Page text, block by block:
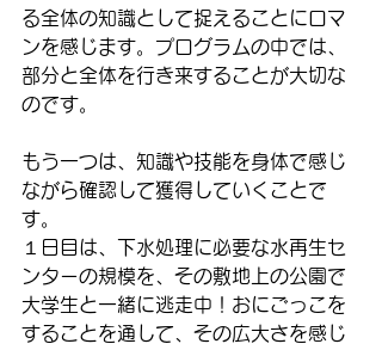
る全体の知識として捉えることにロマ
ンを感じます。プログラムの中では、
部分と全体を行き来することが大切な
のです。
もう一つは、知識や技能を身体で感じ
ながら確認して獲得していくことで
す。
１日目は、下水処理に必要な水再生セ
ンターの規模を、その敷地上の公園で
大学生と一緒に逃走中！おにごっこを
することを通して、その広大さを感じ